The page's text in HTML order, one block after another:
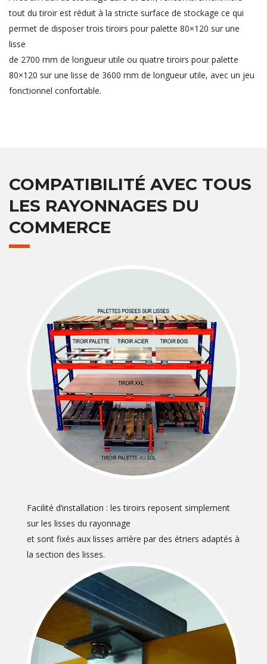
tout du tiroir est réduit à la stricte surface de stockage ce qui
permet de disposer trois tiroirs pour palette 80×120 sur une
lisse
de 2700 mm de longueur utile ou quatre tiroirs pour palette
80×120 sur une lisse de 3600 mm de longueur utile, avec un jeu
fonctionnel confortable.
COMPATIBILITÉ AVEC TOUS
LES RAYONNAGES DU
COMMERCE
Facilité d’installation : les tiroirs reposent simplement
sur les lisses du rayonnage
et sont fixés aux lisses arrière par des étriers adaptés à
la section des lisses.